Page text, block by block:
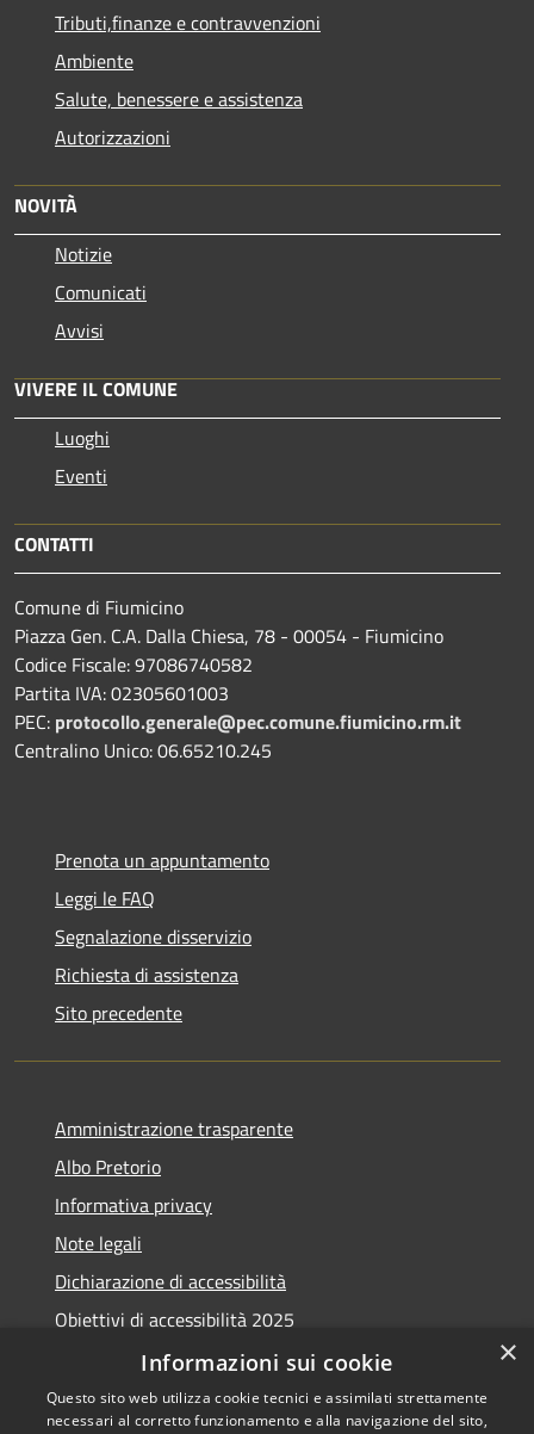
Tributi,finanze e contravvenzioni
Ambiente
Salute, benessere e assistenza
Autorizzazioni
NOVITÀ
Notizie
Comunicati
Avvisi
VIVERE IL COMUNE
Luoghi
Eventi
CONTATTI
Comune di Fiumicino
Piazza Gen. C.A. Dalla Chiesa, 78 - 00054 - Fiumicino
Codice Fiscale: 97086740582
Partita IVA: 02305601003
PEC: protocollo.generale@pec.comune.fiumicino.rm.it
Centralino Unico: 06.65210.245
Prenota un appuntamento
Leggi le FAQ
Segnalazione disservizio
Richiesta di assistenza
Sito precedente
Amministrazione trasparente
Albo Pretorio
Informativa privacy
Note legali
Dichiarazione di accessibilità
Obiettivi di accessibilità 2025
Meccanismo di feedback
×
Informazioni sui cookie
Questo sito web utilizza cookie tecnici e assimilati strettamente
necessari al corretto funzionamento e alla navigazione del sito,